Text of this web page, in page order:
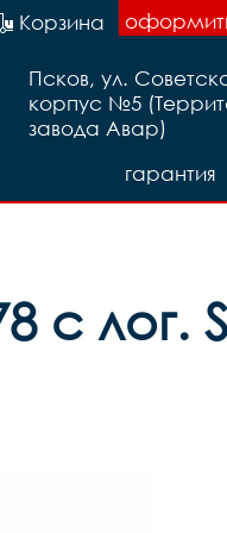
Корзина
Псков, ул.
корпус №5
завода Авар)
гарантия
с лог.